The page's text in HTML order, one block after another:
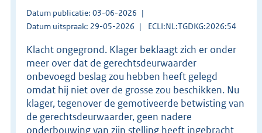
Datum publicatie: 03-06-2026
Datum uitspraak: 29-05-2026
ECLI:NL:TGDKG:2026:54
Klacht ongegrond. Klager beklaagt zich er onder
meer over dat de gerechtsdeurwaarder
onbevoegd beslag zou hebben heeft gelegd
omdat hij niet over de grosse zou beschikken. Nu
klager, tegenover de gemotiveerde betwisting van
de gerechtsdeurwaarder, geen nadere
onderbouwing van zijn stelling heeft ingebracht